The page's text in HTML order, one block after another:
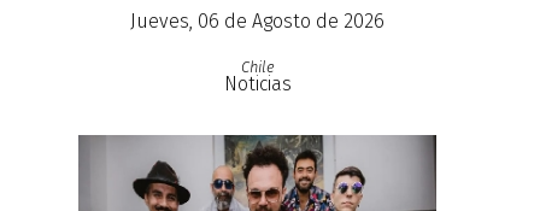
Jueves, 06 de Agosto de 2026
Chile
Noticias